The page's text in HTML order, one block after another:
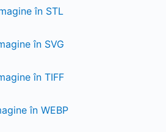
în STL
în SVG
în TIFF
în WEBP